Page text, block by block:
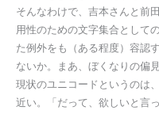
そんなわけで、吉本さんと前
用性のための文字集合として
た例外をも（ある程度）容認
ないか。まあ、ぼくなりの偏
現状のユニコードというのは
近い。「だって、欲しいと言